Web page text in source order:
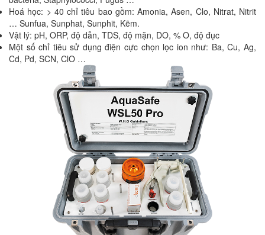
Hoá học: > 40 chỉ tiêu bao gồm: Amonia, Asen, Clo, Nitrat, Nitrit
… Sunfua, Sunphat, Sunphit, Kẽm.
Vật lý: pH, ORP, độ dẫn, TDS, độ mặn, DO, % O, độ đục
Một số chỉ tiêu sử dụng điện cực chọn lọc ion như: Ba, Cu, Ag,
Cd, Pd, SCN, ClO …